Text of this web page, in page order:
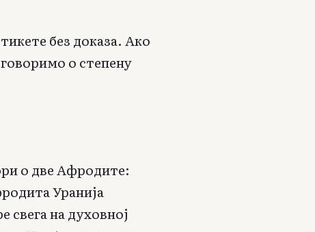
без доказа. Ако
о степену
о две Афродите:
Уранија
на духовној